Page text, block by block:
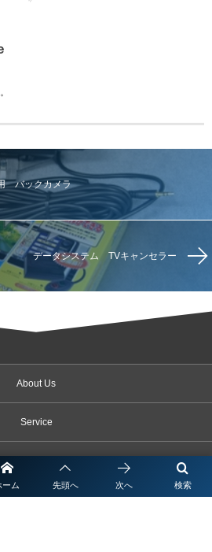
バックカメラ
データシステム TVキャンセラー
About Us
Service
News & Topics
検索
ーム 先頭へ 次へ